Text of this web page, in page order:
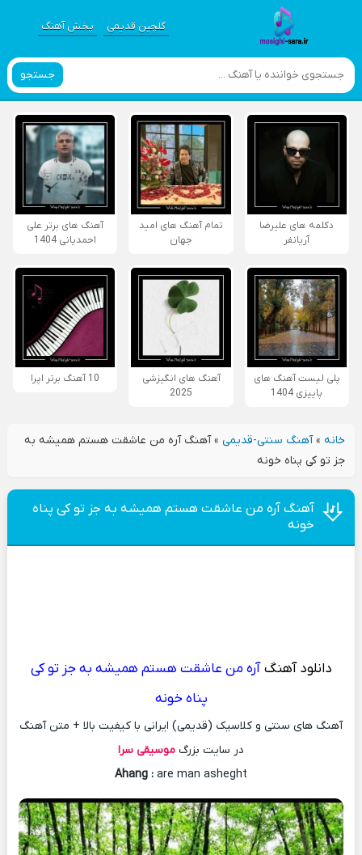
گلچین قدیمی پخش آهنگ
جستجو
دکلمه های علیرضا
آریانفر
تمام آهنگ های امید
جهان
آهنگ های برتر علی
احمدیانی 1404
پلی لیست آهنگ های
پاییزی 1404
آهنگ های انگیزشی
2025
10 آهنگ برتر اپرا
خانه»آهنگ سنتی-قدیمی»آهنگ آره من عاشقت هستم همیشه به
جز تو کی پناه خونه
آهنگ آره من عاشقت هستم همیشه به جز تو کی پناه
خونه
دانلود آهنگ آره من عاشقت هستم همیشه به جز تو کی
پناه خونه
آهنگ های سنتی و کلاسیک (قدیمی) ایرانی با کیفیت بالا + متن آهنگ
در سایت بزرگ موسیقی سرا
Ahang : are man asheght